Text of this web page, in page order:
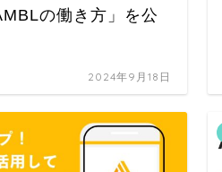
の働き方」を公
2024年9月18日